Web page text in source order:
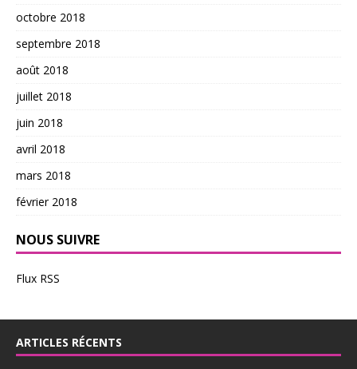
octobre 2018
septembre 2018
août 2018
juillet 2018
juin 2018
avril 2018
mars 2018
février 2018
NOUS SUIVRE
Flux RSS
ARTICLES RÉCENTS